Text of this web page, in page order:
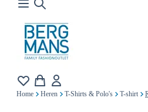
Home Heren T-Shirts & Polo's T-shirt